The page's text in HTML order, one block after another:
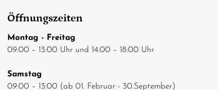
Öffnungszeiten
Montag - Freitag
09:00 – 13:00 Uhr und 14:00 – 18:00 Uhr
Samstag
09:00 – 13:00 (ab 01. Februar - 30.September)